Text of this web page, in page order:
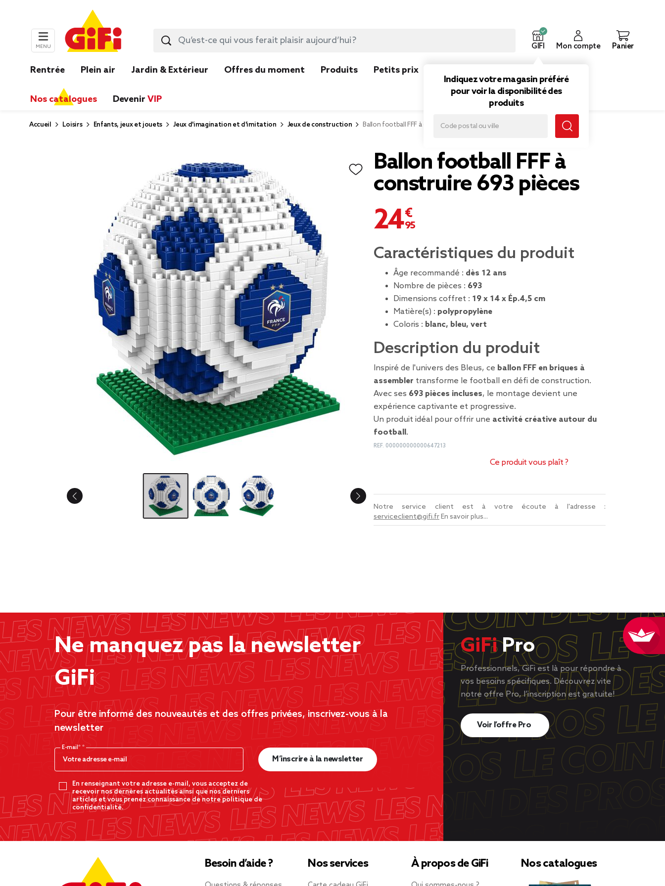
MENU GIFI
Indiquez votre magasin préféré
pour voir la disponibilité des
produits
Mon compte Panier
Rentrée Plein air Jardin & Extérieur Offres du moment Produits Petits prix
Nos catalogues Devenir VIP
Accueil Loisirs Enfants, jeux et jouets Jeux d'imagination et d'imitation Jeux de construction Ballon football FFF à construire 693 pièces
Ballon football FFF à
construire 693 pièces
24,95 €
Caractéristiques du produit
Âge recommandé : dès 12 ans
Nombre de pièces : 693
Dimensions coffret : 19 x 14 x Ép.4,5 cm
Matière(s) : polypropylène
Coloris : blanc, bleu, vert
Description du produit
Inspiré de l'univers des Bleus, ce ballon FFF en briques à
assembler transforme le football en défi de construction.
Avec ses 693 pièces incluses, le montage devient une
expérience captivante et progressive.
Un produit idéal pour offrir une activité créative autour du
football.
REF. 000000000000647213
Ce produit vous plaît ?
Notre service client est à votre écoute à l'adresse :
serviceclient@gifi.frEn savoir plus...
Ne manquez pas la newsletter
GiFi
Pour être informé des nouveautés et des offres privées, inscrivez-vous à la
newsletter
E-mail*
En renseignant votre adresse e-mail, vous acceptez de
recevoir nos dernères actualités ainsi que nos derniers
articles et vous prenez connaissance de notre politique de
confidentialité.
M’inscrire à la newsletter
GiFiPro
Professionnels, GiFi est là pour répondre à
vos besoins spécifiques. Découvrez vite
notre offre Pro, l’inscription est gratuite!
Voir l’offre Pro
Besoin d’aide ? Nos services À propos de GiFi Nos catalogues